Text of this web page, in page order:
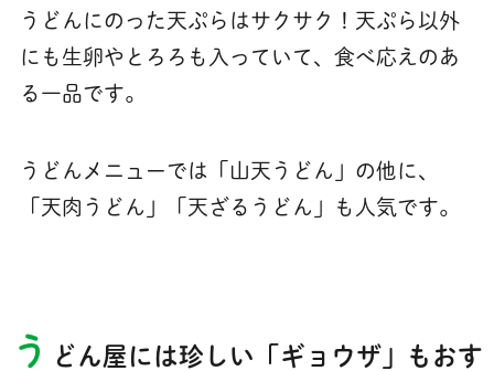
うどんにのった天ぷらはサクサク！天ぷら以外
にも生卵やとろろも入っていて、食べ応えのあ
る一品です。
うどんメニューでは「山天うどん」の他に、
「天肉うどん」「天ざるうどん」も人気です。
う
どん屋には珍しい「ギョウザ」もおす